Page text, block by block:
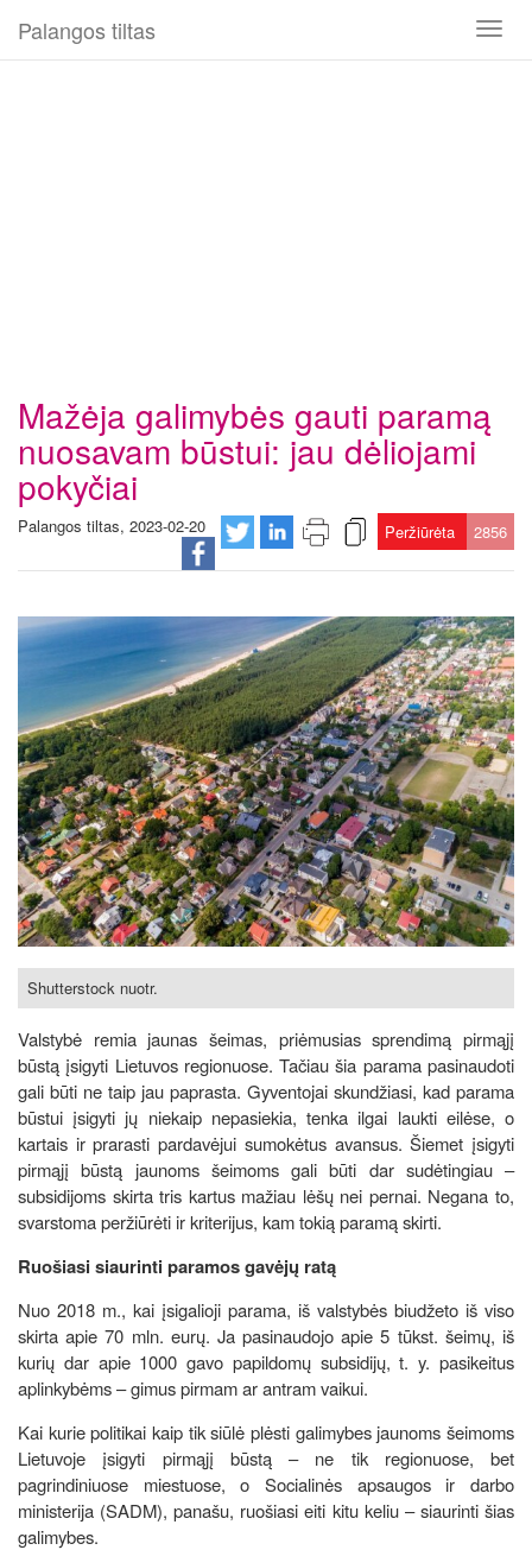
Toggle
Palangos tiltas
Mažėja galimybės gauti paramą
nuosavam būstui: jau dėliojami
pokyčiai
Palangos tiltas, 2023-02-20 Peržiūrėta 2856
Shutterstock nuotr.
Valstybė remia jaunas šeimas, priėmusias sprendimą pirmąjį
būstą įsigyti Lietuvos regionuose. Tačiau šia parama pasinaudoti
gali būti ne taip jau paprasta. Gyventojai skundžiasi, kad parama
būstui įsigyti jų niekaip nepasiekia, tenka ilgai laukti eilėse, o
kartais ir prarasti pardavėjui sumokėtus avansus. Šiemet įsigyti
pirmąjį būstą jaunoms šeimoms gali būti dar sudėtingiau –
subsidijoms skirta tris kartus mažiau lėšų nei pernai. Negana to,
svarstoma peržiūrėti ir kriterijus, kam tokią paramą skirti.
Ruošiasi siaurinti paramos gavėjų ratą
Nuo 2018 m., kai įsigalioji parama, iš valstybės biudžeto iš viso
skirta apie 70 mln. eurų. Ja pasinaudojo apie 5 tūkst. šeimų, iš
kurių dar apie 1000 gavo papildomų subsidijų, t. y. pasikeitus
aplinkybėms – gimus pirmam ar antram vaikui.
Kai kurie politikai kaip tik siūlė plėsti galimybes jaunoms šeimoms
Lietuvoje įsigyti pirmąjį būstą – ne tik regionuose, bet
pagrindiniuose miestuose, o Socialinės apsaugos ir darbo
ministerija (SADM), panašu, ruošiasi eiti kitu keliu – siaurinti šias
galimybes.